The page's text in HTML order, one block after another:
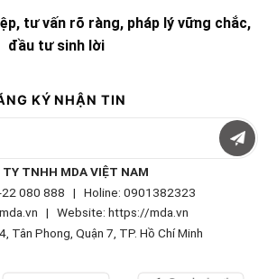
tư vấn rõ ràng, pháp lý vững chắc,
đầu tư sinh lời
KÝ NHẬN TIN
TY TNHH MDA VIỆT NAM
22 080 888 | Holine: 0901382323
| Website: https://mda.vn
Tân Phong, Quận 7, TP. Hồ Chí Minh